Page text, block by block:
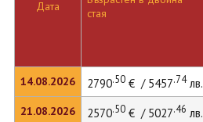
Дата
14.08.2026
21.08.2026
стая
2790.50€ / 5457.74лв.
2570.50€ / 5027.46 лв.